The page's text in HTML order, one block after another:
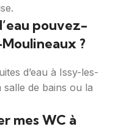
pouvez-
?
d’eau à Issy-les-
de bains ou la
mes WC à